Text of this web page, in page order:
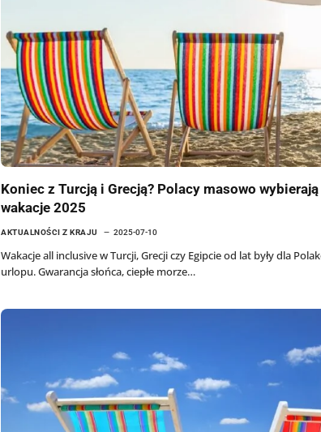
Koniec z Turcją i Grecją? Polacy masowo
wakacje 2025
AKTUALNOŚCI Z KRAJU 2025-07-10
Wakacje all inclusive w Turcji, Grecji czy Egipcie od lat były dla
urlopu. Gwarancja słońca, ciepłe morze…